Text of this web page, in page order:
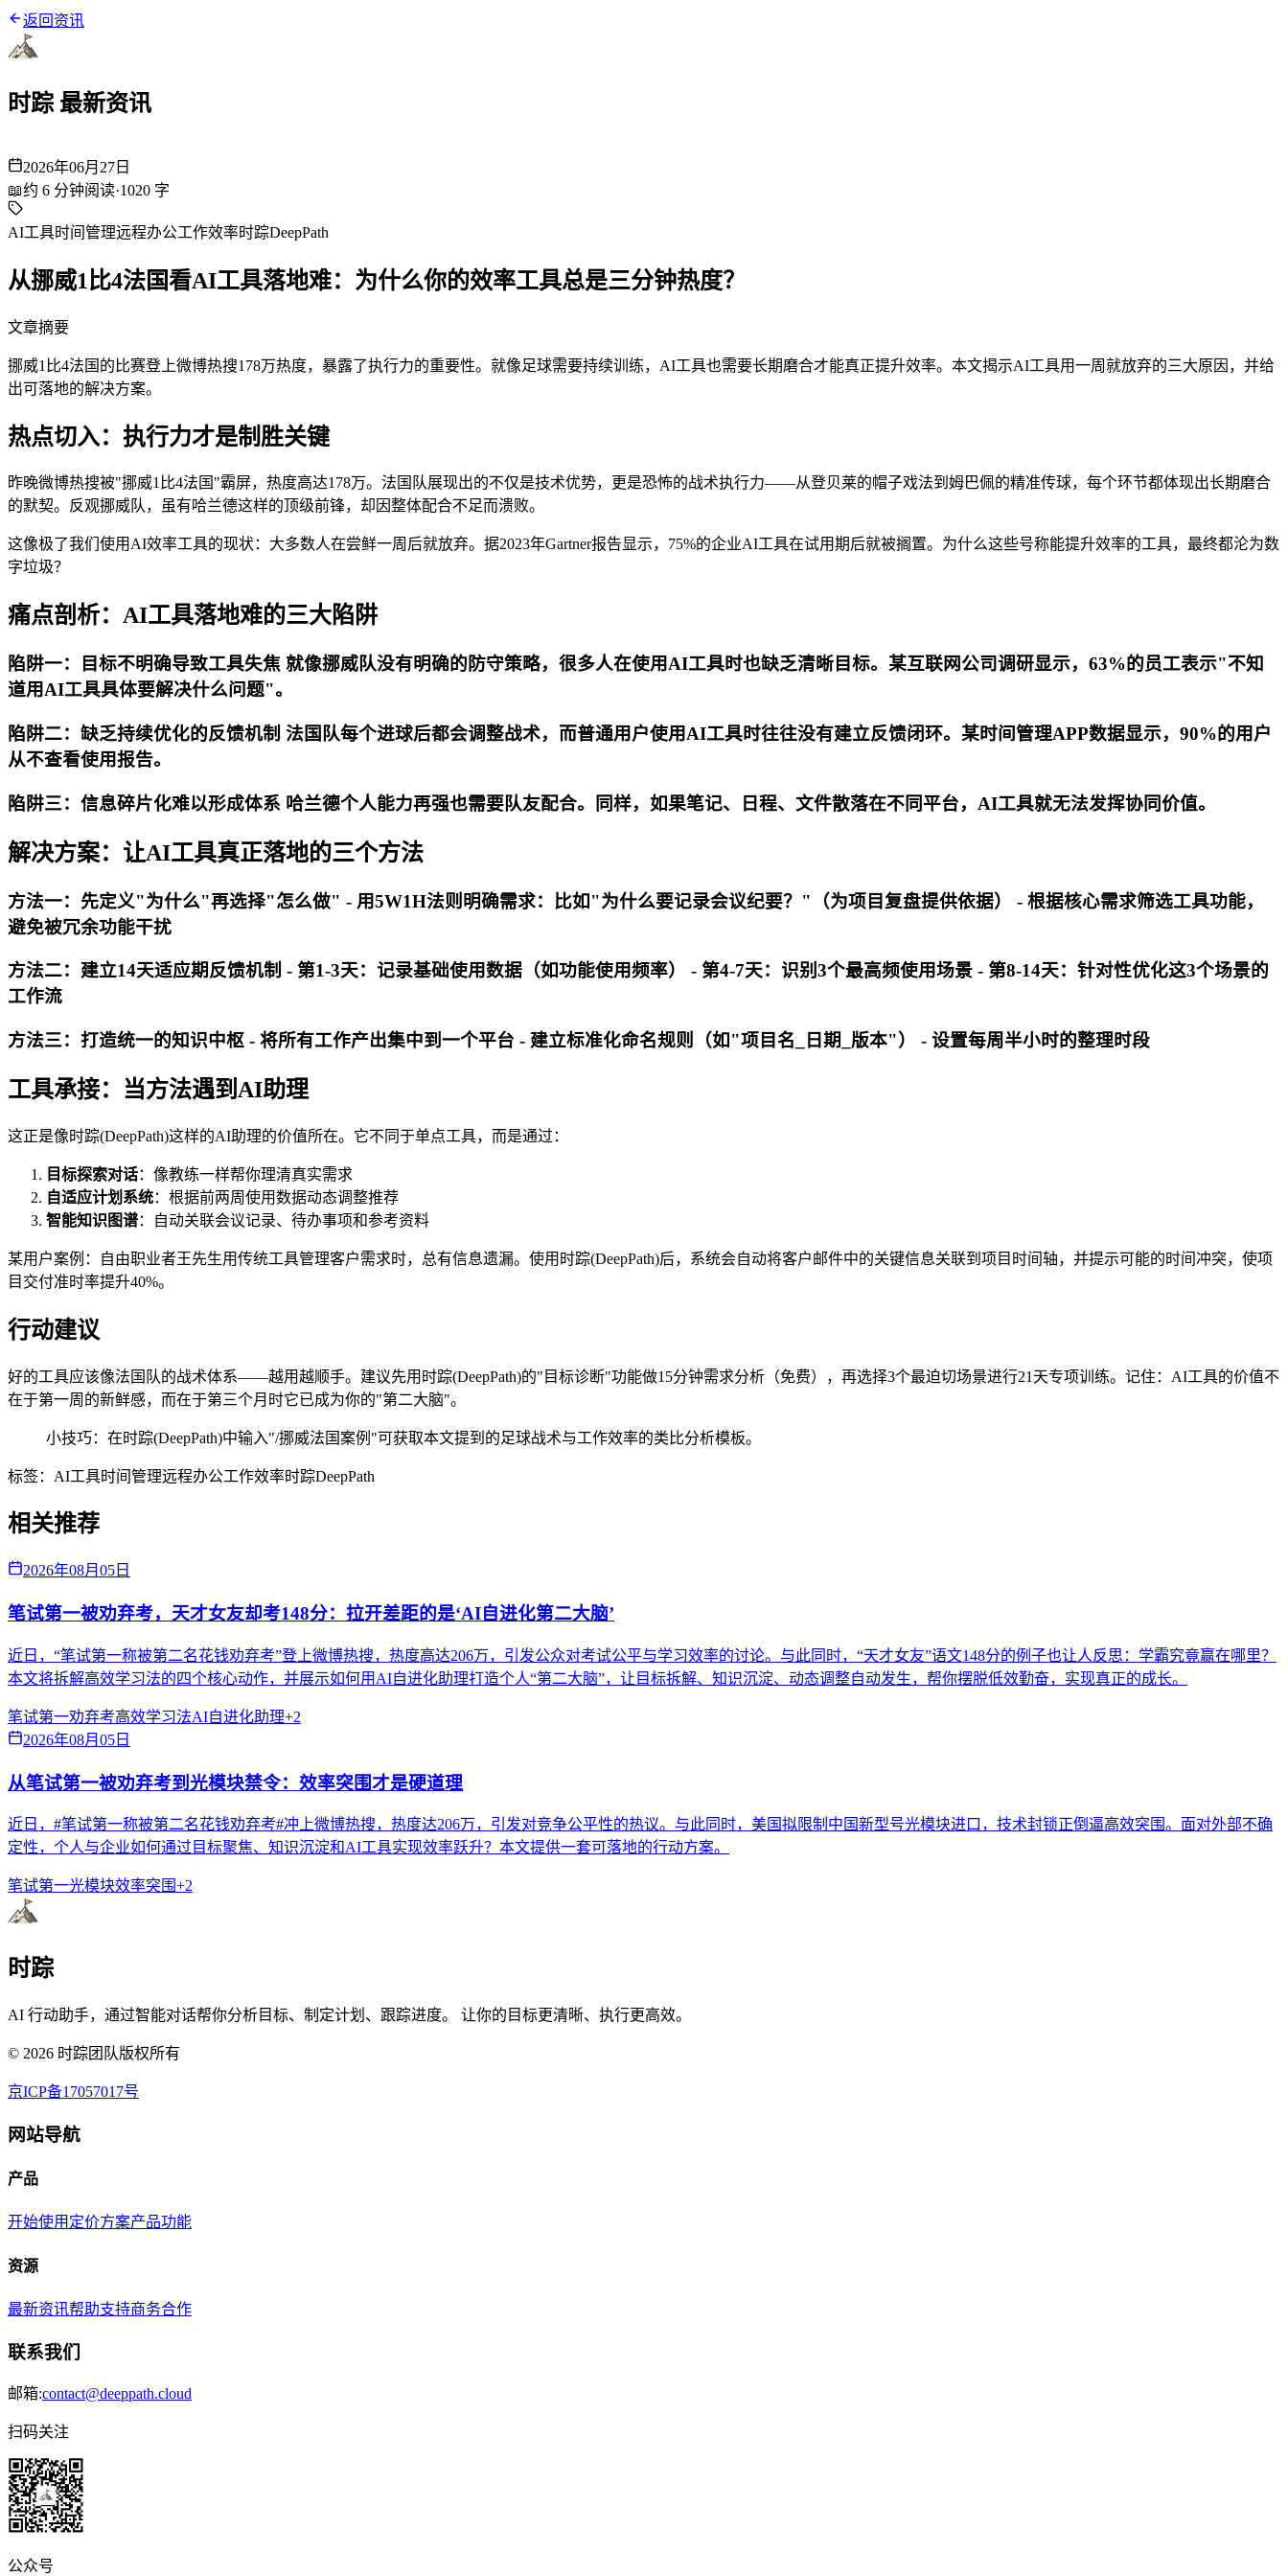
返回资讯
时踪 最新资讯
2026年06月27日
📖约 6 分钟阅读·1020 字
AI工具时间管理远程办公工作效率时踪DeepPath
从挪威1比4法国看AI工具落地难：为什么你的效率工具总是三分钟热度？
文章摘要
挪威1比4法国的比赛登上微博热搜178万热度，暴露了执行力的重要性。就像足球需要持续训练，AI工具也需要长期磨合才能真正提升效率。本文揭示AI工具用一周就放弃的三大原因，并给
出可落地的解决方案。
热点切入：执行力才是制胜关键
昨晚微博热搜被"挪威1比4法国"霸屏，热度高达178万。法国队展现出的不仅是技术优势，更是恐怖的战术执行力——从登贝莱的帽子戏法到姆巴佩的精准传球，每个环节都体现出长期磨合
的默契。反观挪威队，虽有哈兰德这样的顶级前锋，却因整体配合不足而溃败。
这像极了我们使用AI效率工具的现状：大多数人在尝鲜一周后就放弃。据2023年Gartner报告显示，75%的企业AI工具在试用期后就被搁置。为什么这些号称能提升效率的工具，最终都沦为数
字垃圾？
痛点剖析：AI工具落地难的三大陷阱
陷阱一：目标不明确导致工具失焦 就像挪威队没有明确的防守策略，很多人在使用AI工具时也缺乏清晰目标。某互联网公司调研显示，63%的员工表示"不知
道用AI工具具体要解决什么问题"。
陷阱二：缺乏持续优化的反馈机制 法国队每个进球后都会调整战术，而普通用户使用AI工具时往往没有建立反馈闭环。某时间管理APP数据显示，90%的用户
从不查看使用报告。
陷阱三：信息碎片化难以形成体系 哈兰德个人能力再强也需要队友配合。同样，如果笔记、日程、文件散落在不同平台，AI工具就无法发挥协同价值。
解决方案：让AI工具真正落地的三个方法
方法一：先定义"为什么"再选择"怎么做" - 用5W1H法则明确需求：比如"为什么要记录会议纪要？"（为项目复盘提供依据） - 根据核心需求筛选工具功能，
避免被冗余功能干扰
方法二：建立14天适应期反馈机制 - 第1-3天：记录基础使用数据（如功能使用频率） - 第4-7天：识别3个最高频使用场景 - 第8-14天：针对性优化这3个场景的
工作流
方法三：打造统一的知识中枢 - 将所有工作产出集中到一个平台 - 建立标准化命名规则（如"项目名_日期_版本"） - 设置每周半小时的整理时段
工具承接：当方法遇到AI助理
这正是像时踪(DeepPath)这样的AI助理的价值所在。它不同于单点工具，而是通过：
目标探索对话：像教练一样帮你理清真实需求
自适应计划系统：根据前两周使用数据动态调整推荐
智能知识图谱：自动关联会议记录、待办事项和参考资料
某用户案例：自由职业者王先生用传统工具管理客户需求时，总有信息遗漏。使用时踪(DeepPath)后，系统会自动将客户邮件中的关键信息关联到项目时间轴，并提示可能的时间冲突，使项
目交付准时率提升40%。
行动建议
好的工具应该像法国队的战术体系——越用越顺手。建议先用时踪(DeepPath)的"目标诊断"功能做15分钟需求分析（免费），再选择3个最迫切场景进行21天专项训练。记住：AI工具的价值不
在于第一周的新鲜感，而在于第三个月时它已成为你的"第二大脑"。
小技巧：在时踪(DeepPath)中输入"/挪威法国案例"可获取本文提到的足球战术与工作效率的类比分析模板。
标签： AI工具时间管理远程办公工作效率时踪DeepPath
相关推荐
2026年08月05日
笔试第一被劝弃考，天才女友却考148分：拉开差距的是‘AI自进化第二大脑’
近日，“笔试第一称被第二名花钱劝弃考”登上微博热搜，热度高达206万，引发公众对考试公平与学习效率的讨论。与此同时，“天才女友”语文148分的例子也让人反思：学霸究竟赢在哪里？
本文将拆解高效学习法的四个核心动作，并展示如何用AI自进化助理打造个人“第二大脑”，让目标拆解、知识沉淀、动态调整自动发生，帮你摆脱低效勤奋，实现真正的成长。
笔试第一劝弃考高效学习法AI自进化助理+2
2026年08月05日
从笔试第一被劝弃考到光模块禁令：效率突围才是硬道理
近日，#笔试第一称被第二名花钱劝弃考#冲上微博热搜，热度达206万，引发对竞争公平性的热议。与此同时，美国拟限制中国新型号光模块进口，技术封锁正倒逼高效突围。面对外部不确
定性，个人与企业如何通过目标聚焦、知识沉淀和AI工具实现效率跃升？本文提供一套可落地的行动方案。
笔试第一光模块效率突围+2
时踪
AI 行动助手，通过智能对话帮你分析目标、制定计划、跟踪进度。 让你的目标更清晰、执行更高效。
© 2026 时踪团队版权所有
京ICP备17057017号
网站导航
产品
开始使用 定价方案产品功能
资源
最新资讯帮助支持商务合作
联系我们
邮箱:contact@deeppath.cloud
扫码关注
公众号